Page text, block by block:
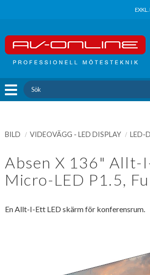
BILD VIDEOVÄGG - LED DISPLAY LED-
Absen X 136" Allt-
Micro-LED P1.5,
En Allt-I-Ett LED skärm för konferensrum.